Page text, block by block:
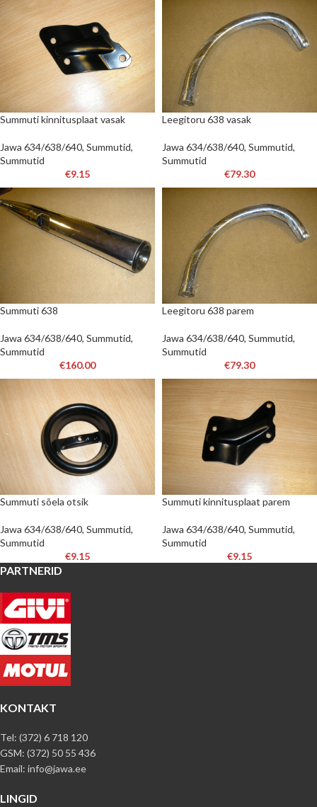
Summuti kinnitusplaat vasak
Jawa 634/638/640, Summutid,
Summutid
€9.15
Leegitoru 638 vasak
Jawa 634/638/640, Summutid,
Summutid
€79.30
Summuti 638
Jawa 634/638/640, Summutid,
Summutid
€160.00
Leegitoru 638 parem
Jawa 634/638/640, Summutid,
Summutid
€79.30
Summuti sõela otsik
Jawa 634/638/640, Summutid,
Summutid
€9.15
Summuti kinnitusplaat parem
Jawa 634/638/640, Summutid,
Summutid
€9.15
PARTNERID
KONTAKT
Tel: (372) 6 718 120
GSM: (372) 50 55 436
Email: info@jawa.ee
LINGID